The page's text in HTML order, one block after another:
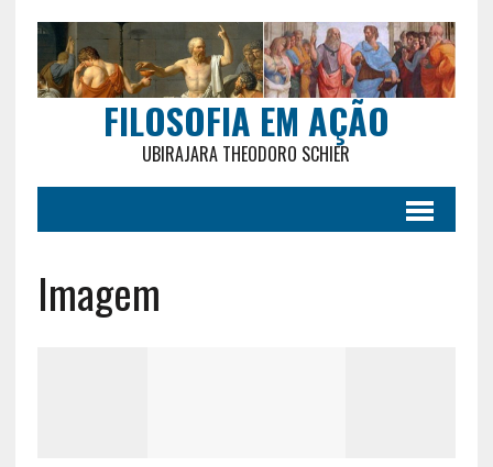
FILOSOFIA EM AÇÃO
UBIRAJARA THEODORO SCHIER
Imagem